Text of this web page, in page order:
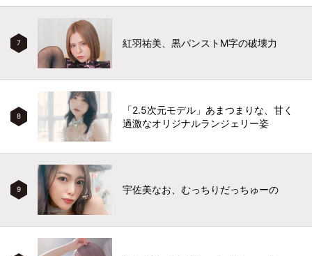
7 紅羽祐美、黒パンストM字の破壊力
8
「2.5次元モデル」あまつまりな、甘く
過激なオリジナルランジェリー姿
9 宇佐美なお、むっちりだっちゅーの